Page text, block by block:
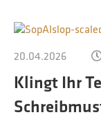
20.04.2026
Klingt Ihr